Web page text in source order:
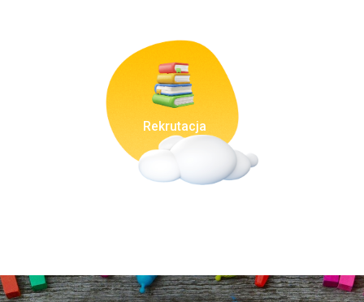
Rekrutacja